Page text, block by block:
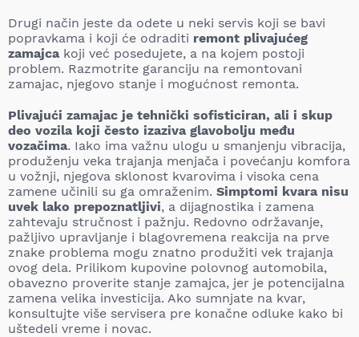
Drugi način jeste da odete u neki servis koji se bavi
popravkama i koji će odraditi remont plivajućeg
zamajca koji već posedujete, a na kojem postoji
problem. Razmotrite garanciju na remontovani
zamajac, njegovo stanje i mogućnost remonta.
Plivajući zamajac je tehnički sofisticiran, ali i skup
deo vozila koji često izaziva glavobolju među
vozačima. Iako ima važnu ulogu u smanjenju vibracija,
produženju veka trajanja menjača i povećanju komfora
u vožnji, njegova sklonost kvarovima i visoka cena
zamene učinili su ga omraženim. Simptomi kvara nisu
uvek lako prepoznatljivi, a dijagnostika i zamena
zahtevaju stručnost i pažnju. Redovno održavanje,
pažljivo upravljanje i blagovremena reakcija na prve
znake problema mogu znatno produžiti vek trajanja
ovog dela. Prilikom kupovine polovnog automobila,
obavezno proverite stanje zamajca, jer je potencijalna
zamena velika investicija. Ako sumnjate na kvar,
konsultujte više servisera pre konačne odluke kako bi
uštedeli vreme i novac.